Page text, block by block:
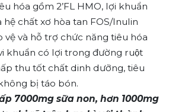
hóa gồm 2’FL HMO, lợi khuẩn
chất xơ hòa tan FOS/Inulin
vệ và hỗ trợ chức năng tiêu hóa
khuẩn có lợi trong đường ruột
thu tốt chất dinh dưỡng, tiêu
bị táo bón.
7000mg sữa non, hơn 1000mg